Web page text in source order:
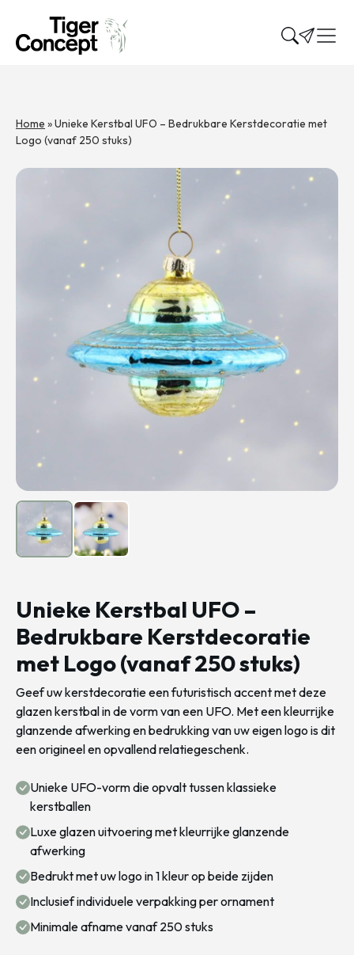
Home »Unieke Kerstbal UFO – Bedrukbare Kerstdecoratie met
Logo (vanaf 250 stuks)
Unieke Kerstbal UFO –
Bedrukbare Kerstdecoratie
met Logo (vanaf 250 stuks)
Geef uw kerstdecoratie een futuristisch accent met deze
glazen kerstbal in de vorm van een UFO. Met een kleurrijke
glanzende afwerking en bedrukking van uw eigen logo is dit
een origineel en opvallend relatiegeschenk.
Unieke UFO-vorm die opvalt tussen klassieke
kerstballen
Luxe glazen uitvoering met kleurrijke glanzende
afwerking
Bedrukt met uw logo in 1 kleur op beide zijden
Inclusief individuele verpakking per ornament
Minimale afname vanaf 250 stuks